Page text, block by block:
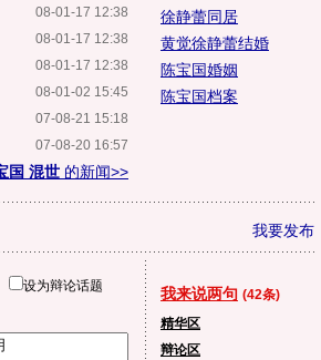
08-01-17 12:38
08-01-17 12:38
08-01-17 12:38
08-01-02 15:45
07-08-21 15:18
07-08-20 16:57
国 混世 的新闻>>
徐静蕾同居
黄觉徐静蕾结婚
陈宝国婚姻
陈宝国档案
我要发布
设为辩论话题 我来说两句 (42条)
精华区
辩论区